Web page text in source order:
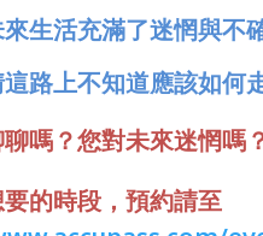
生活充滿了迷惘與不
路上不知道應該如何
嗎？您對未來迷惘嗎
的時段，預約請至